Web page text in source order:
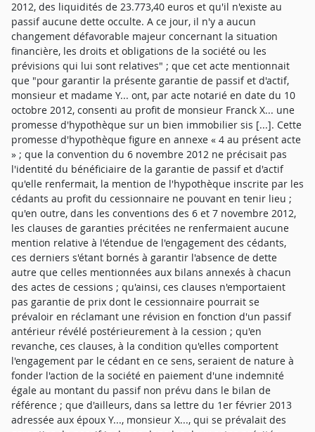
2012, des liquidités de 23.773,40 euros et qu'il n'existe au
passif aucune dette occulte. A ce jour, il n'y a aucun
changement défavorable majeur concernant la situation
financière, les droits et obligations de la société ou les
prévisions qui lui sont relatives" ; que cet acte mentionnait
que "pour garantir la présente garantie de passif et d'actif,
monsieur et madame Y... ont, par acte notarié en date du 10
octobre 2012, consenti au profit de monsieur Franck X... une
promesse d'hypothèque sur un bien immobilier sis [...]. Cette
promesse d'hypothèque figure en annexe « 4 au présent acte
» ; que la convention du 6 novembre 2012 ne précisait pas
l'identité du bénéficiaire de la garantie de passif et d'actif
qu'elle renfermait, la mention de l'hypothèque inscrite par les
cédants au profit du cessionnaire ne pouvant en tenir lieu ;
qu'en outre, dans les conventions des 6 et 7 novembre 2012,
les clauses de garanties précitées ne renfermaient aucune
mention relative à l'étendue de l'engagement des cédants,
ces derniers s'étant bornés à garantir l'absence de dette
autre que celles mentionnées aux bilans annexés à chacun
des actes de cessions ; qu'ainsi, ces clauses n'emportaient
pas garantie de prix dont le cessionnaire pourrait se
prévaloir en réclamant une révision en fonction d'un passif
antérieur révélé postérieurement à la cession ; qu'en
revanche, ces clauses, à la condition qu'elles comportent
l'engagement par le cédant en ce sens, seraient de nature à
fonder l'action de la société en paiement d'une indemnité
égale au montant du passif non prévu dans le bilan de
référence ; que d'ailleurs, dans sa lettre du 1er février 2013
adressée aux époux Y..., monsieur X..., qui se prévalait des